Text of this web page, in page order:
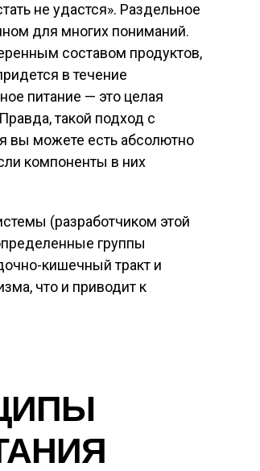
не удастся». Раздельное
для многих пониманий.
составом продуктов,
в течение
питание — это целая
такой подход с
вы можете есть абсолютно
компоненты в них
(разработчиком этой
группы
кишечный тракт и
что и приводит к